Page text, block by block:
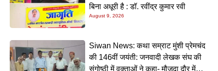
बिना अधूरी है : डॉ. रवींद्र कुमार रवी
August 9, 2026
Siwan News: कथा सम्राट मुंशी प्रेमचंद
की 146वीं जयंती: जनवादी लेखक संघ की
संगोष्ठी में वक्ताओं ने कहा- मौजूदा दौर में